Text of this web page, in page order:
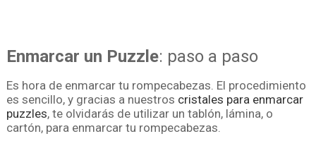
Enmarcar un Puzzle: paso a paso
Es hora de enmarcar tu rompecabezas. El procedimiento
es sencillo, y gracias a nuestros cristales para enmarcar
puzzles, te olvidarás de utilizar un tablón, lámina, o
cartón, para enmarcar tu rompecabezas.